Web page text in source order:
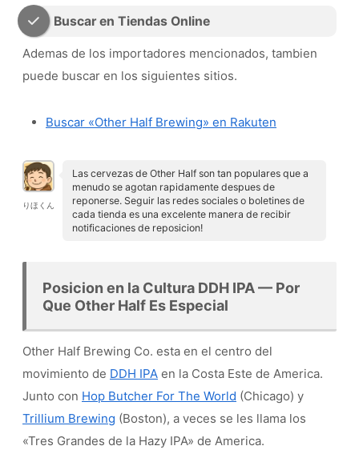
Buscar en Tiendas Online
Ademas de los importadores mencionados, tambien
puede buscar en los siguientes sitios.
Buscar «Other Half Brewing» en Rakuten
りほくん
Las cervezas de Other Half son tan populares que a
menudo se agotan rapidamente despues de
reponerse. Seguir las redes sociales o boletines de
cada tienda es una excelente manera de recibir
notificaciones de reposicion!
Posicion en la Cultura DDH IPA — Por
Que Other Half Es Especial
Other Half Brewing Co. esta en el centro del
movimiento de DDH IPA en la Costa Este de America.
Junto con Hop Butcher For The World (Chicago) y
Trillium Brewing (Boston), a veces se les llama los
«Tres Grandes de la Hazy IPA» de America.